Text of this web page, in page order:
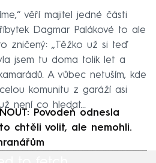
věří majitel jedné části
Dagmar Palákové to ale
zničený: „Těžko už si teď
jsem tu doma tolik let a
A vůbec netuším, kde
komunitu z garáží asi
není co hledat...
Povodeň odnesla
chtěli volit, ale nemohli.